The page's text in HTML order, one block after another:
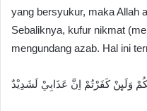
yang bersyukur, maka Allah
Sebaliknya, kufur nikmat
mengundang azab. Hal ini
وَلَىِٕنْ كَفَرْتُمْ اِنَّ عَذَابِيْ لَشَدِيْدٌ